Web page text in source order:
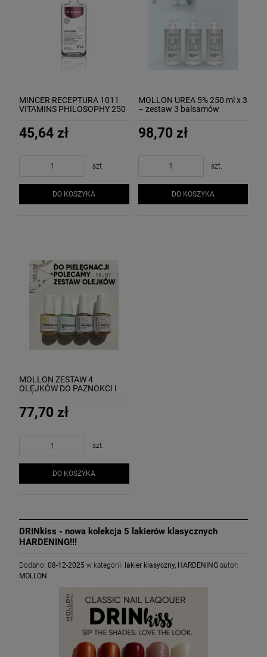
DRINkiss - nowa kolekcja 5 lakierów klasycznych
HARDENING!!!
Dodano: 08-12-2025 w kategorii: lakier klasyczny, HARDENING autor:
MOLLON
MINCER RECEPTURA 1011
VITAMINS PHILOSOPHY 250
45,64 zł
szt.
DO KOSZYKA
MOLLON UREA 5% 250 ml x 3
– zestaw 3 balsamów
98,70 zł
szt.
DO KOSZYKA
MOLLON ZESTAW 4
OLEJKÓW DO PAZNOKCI I
nagietek+mikrokapsułki+wrzos+róża
77,70 zł
szt.
DO KOSZYKA